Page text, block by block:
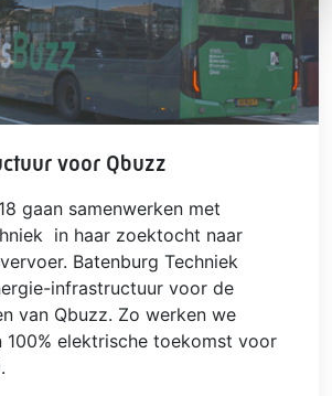
voor Qbuzz
gaan samenwerken met
in haar zoektocht naar
Batenburg Techniek
infrastructuur voor de
van Qbuzz. Zo werken we
100% elektrische toekomst voor